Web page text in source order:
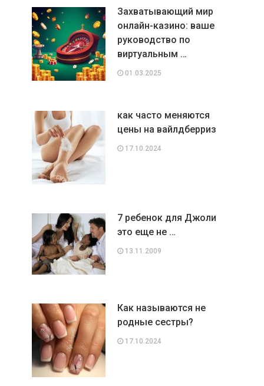
Захватывающий мир
онлайн-казино: ваше
руководство по
виртуальным …
01.03.2025
как часто меняются
цены на вайлдберриз
17.10.2024
7 ребенок для Джоли
это еще не …
13.11.2009
Как называются не
родные сестры?
17.10.2024